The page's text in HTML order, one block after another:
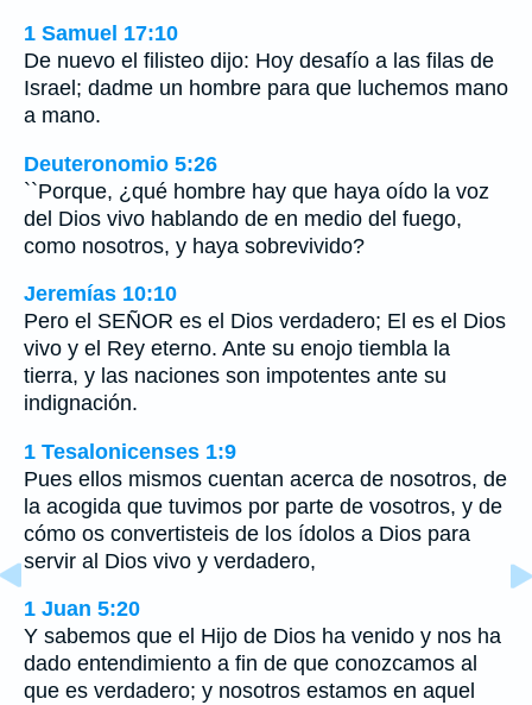
1 Samuel 17:10
De nuevo el filisteo dijo: Hoy desafío a las filas de
Israel; dadme un hombre para que luchemos mano
a mano.
Deuteronomio 5:26
``Porque, ¿qué hombre hay que haya oído la voz
del Dios vivo hablando de en medio del fuego,
como nosotros, y haya sobrevivido?
Jeremías 10:10
Pero el SEÑOR es el Dios verdadero; El es el Dios
vivo y el Rey eterno. Ante su enojo tiembla la
tierra, y las naciones son impotentes ante su
indignación.
1 Tesalonicenses 1:9
Pues ellos mismos cuentan acerca de nosotros, de
la acogida que tuvimos por parte de vosotros, y de
cómo os convertisteis de los ídolos a Dios para
servir al Dios vivo y verdadero,
1 Juan 5:20
Y sabemos que el Hijo de Dios ha venido y nos ha
dado entendimiento a fin de que conozcamos al
que es verdadero; y nosotros estamos en aquel